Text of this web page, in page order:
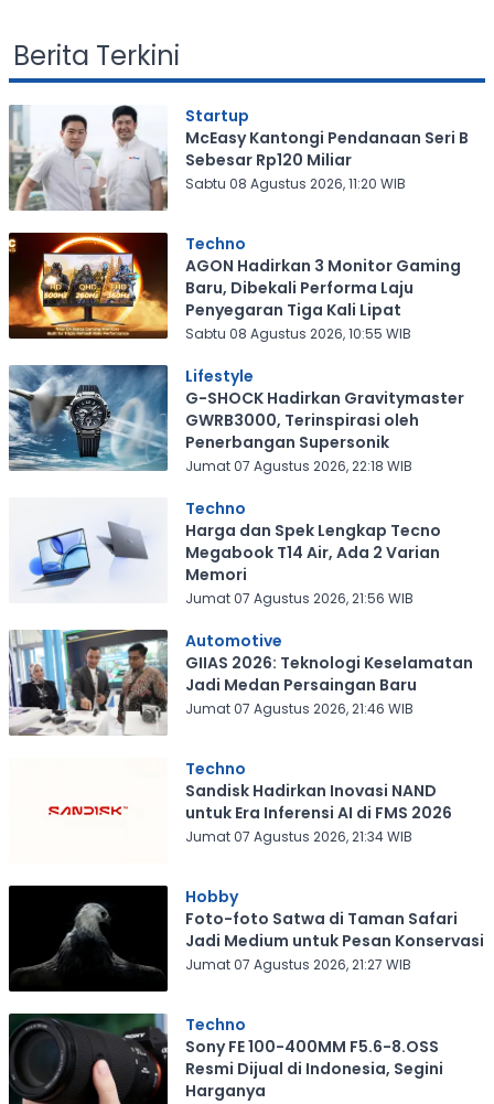
Berita Terkini
Startup
McEasy Kantongi Pendanaan Seri B
Sebesar Rp120 Miliar
Sabtu 08 Agustus 2026, 11:20 WIB
Techno
AGON Hadirkan 3 Monitor Gaming
Baru, Dibekali Performa Laju
Penyegaran Tiga Kali Lipat
Sabtu 08 Agustus 2026, 10:55 WIB
Lifestyle
G-SHOCK Hadirkan Gravitymaster
GWRB3000, Terinspirasi oleh
Penerbangan Supersonik
Jumat 07 Agustus 2026, 22:18 WIB
Techno
Harga dan Spek Lengkap Tecno
Megabook T14 Air, Ada 2 Varian
Memori
Jumat 07 Agustus 2026, 21:56 WIB
Automotive
GIIAS 2026: Teknologi Keselamatan
Jadi Medan Persaingan Baru
Jumat 07 Agustus 2026, 21:46 WIB
Techno
Sandisk Hadirkan Inovasi NAND
untuk Era Inferensi AI di FMS 2026
Jumat 07 Agustus 2026, 21:34 WIB
Hobby
Foto-foto Satwa di Taman Safari
Jadi Medium untuk Pesan Konservasi
Jumat 07 Agustus 2026, 21:27 WIB
Techno
Sony FE 100-400MM F5.6-8.OSS
Resmi Dijual di Indonesia, Segini
Harganya